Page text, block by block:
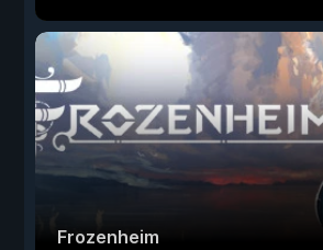
Frozenheim